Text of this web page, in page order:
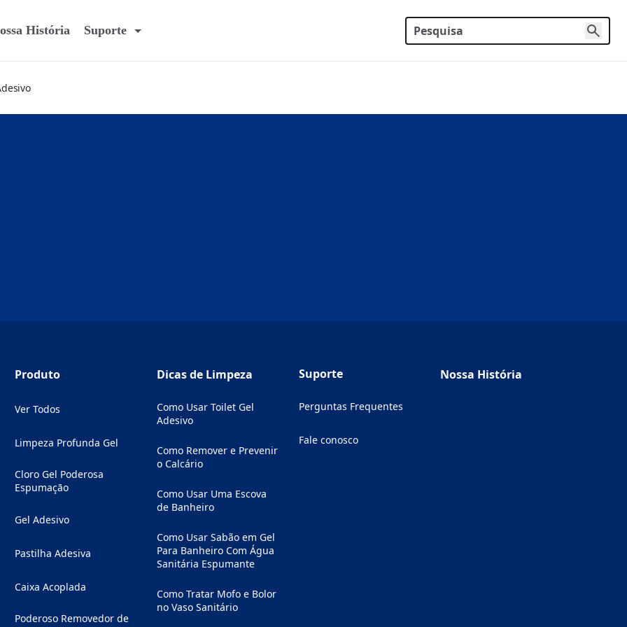
História Suporte
Produto
Ver Todos
Limpeza Profunda Gel
Cloro Gel Poderosa
Espumaçāo
Gel Adesivo
Pastilha Adesiva
Caixa Acoplada
Poderoso Removedor de
Dicas de Limpeza
Como Usar Toilet Gel
Adesivo
Como Remover e Prevenir
o Calcário
Como Usar Uma Escova
de Banheiro
Como Usar Sabão em Gel
Para Banheiro Com Água
Sanitária Espumante
Como Tratar Mofo e Bolor
no Vaso Sanitário
Suporte
Perguntas Frequentes
Fale conosco
(Opens in a new tab)
Nossa História